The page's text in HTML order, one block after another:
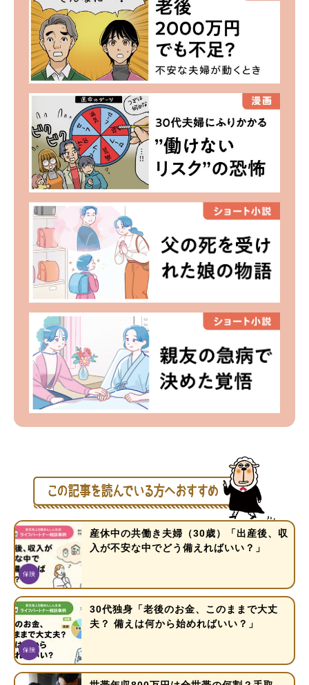
産休中の共働き夫婦（30歳）「出産後、収
入が不安な中でどう備えればいい？」
30代独身「老後のお金、このままで大丈
夫？ 備えは何から始めればいい？」